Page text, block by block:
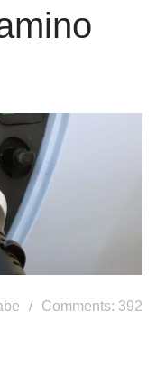
Comments: 392